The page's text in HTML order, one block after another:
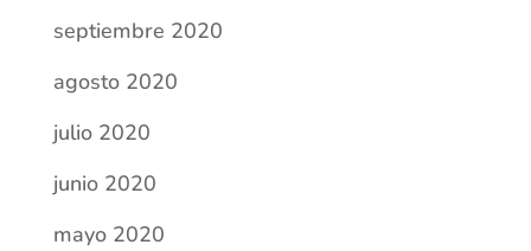
septiembre 2020
agosto 2020
julio 2020
junio 2020
mayo 2020